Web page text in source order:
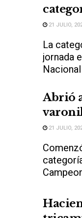
21 JULIO,
La
jornada
Abrió
21 JULIO,